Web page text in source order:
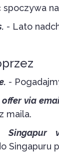
- Lato
-
via
maila.
Singapuru